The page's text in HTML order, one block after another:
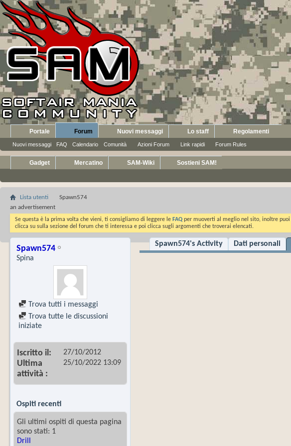
Portale Forum
Nuovi messaggi FAQ Calendario Comunità Azioni Forum Link rapidi Forum Rules
Nuovi messaggi Lo staff Regolamenti
Gadget Mercatino SAM-Wiki Sostieni SAM!
Lista utenti
Spawn574
an advertisement
Se questa è la prima volta che vieni, ti consigliamo di leggere le FAQ per muoverti al meglio nel sito, inoltre puoi
clicca su sulla sezione del forum che ti interessa e poi clicca sugli argomenti che troverai elencati.
Spawn574
Spina
Trova tutti i messaggi
Trova tutte le discussioni
iniziate
Iscritto il 27/10/2012
Ultima
attività
25/10/2022 13:09
Ospiti recenti
Gli ultimi ospiti di questa pagina
sono stati: 1
Drill
Spawn574's Activity Dati personali